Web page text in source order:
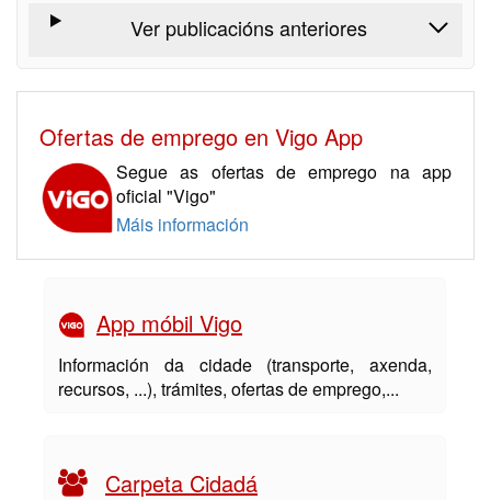
Ver publicacións anteriores
Ofertas de emprego en Vigo App
Segue as ofertas de emprego na app
oficial "Vigo"
Máis información
App móbil Vigo
Información da cidade (transporte, axenda,
recursos, ...), trámites, ofertas de emprego,...
Carpeta Cidadá